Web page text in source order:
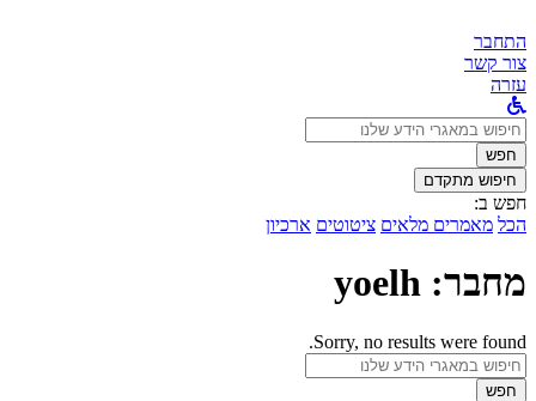
התחבר
צור קשר
עזרה
לחפש
ב:חפש
חיפוש מתקדם
חפש ב:
הכל מאמרים מלאים ציטוטים ארכיון
מחבר: yoelh
Sorry, no results were found.
לחפש
ב:חפש